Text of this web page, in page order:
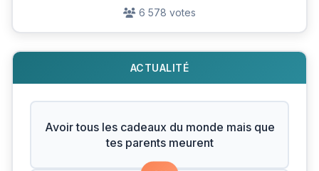
6 578 votes
ACTUALITÉ
Avoir tous les cadeaux du monde mais que
tes parents meurent